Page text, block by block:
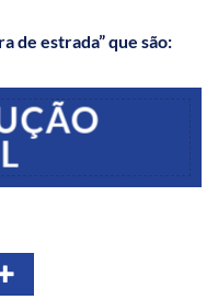
de estrada” que são: